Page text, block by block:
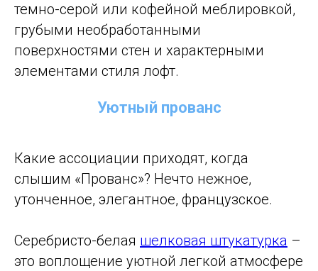
темно-серой или кофейной меблировкой,
грубыми необработанными
поверхностями стен и характерными
элементами стиля лофт.
Уютный прованс
Какие ассоциации приходят, когда
слышим «Прованс»? Нечто нежное,
утонченное, элегантное, французское.
Серебристо-белая шелковая штукатурка –
это воплощение уютной легкой атмосфере